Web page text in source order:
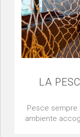
LA
Pesce sempre
ambiente